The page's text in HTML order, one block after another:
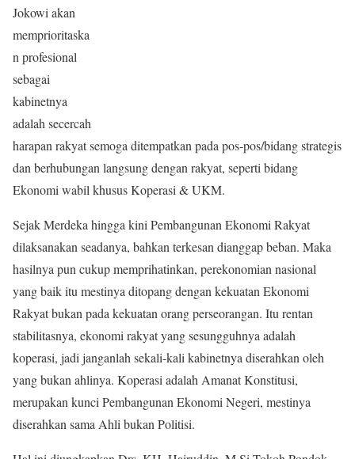
Jokowi akan
memprioritaska
n profesional
sebagai
kabinetnya
adalah secercah
harapan rakyat semoga ditempatkan pada pos-pos/bidang strategis
dan berhubungan langsung dengan rakyat, seperti bidang
Ekonomi wabil khusus Koperasi & UKM.
Sejak Merdeka hingga kini Pembangunan Ekonomi Rakyat
dilaksanakan seadanya, bahkan terkesan dianggap beban. Maka
hasilnya pun cukup memprihatinkan, perekonomian nasional
yang baik itu mestinya ditopang dengan kekuatan Ekonomi
Rakyat bukan pada kekuatan orang perseorangan. Itu rentan
stabilitasnya, ekonomi rakyat yang sesungguhnya adalah
koperasi, jadi janganlah sekali-kali kabinetnya diserahkan oleh
yang bukan ahlinya. Koperasi adalah Amanat Konstitusi,
merupakan kunci Pembangunan Ekonomi Negeri, mestinya
diserahkan sama Ahli bukan Politisi.